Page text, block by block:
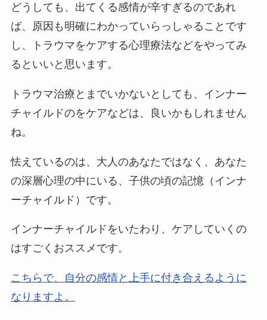
どうしても、出てくる感情が辛すぎるのであれ
ば、原因も明確にわかっていらっしゃることです
し、トラウマをケアする心理療法などをやってみ
るといいと思います。
トラウマ治療とまでいかないとしても、インナー
チャイルドのをケアなどは、良いかもしれません
ね。
怯えているのは、大人のあなたではなく、あなた
の深層心理の中にいる、子供の頃の記憶（インナ
ーチャイルド）です。
インナーチャイルドをいたわり、ケアしていくの
はすごくおススメです。
こちらで、自分の感情と上手に付き合えるように
なりますよ。